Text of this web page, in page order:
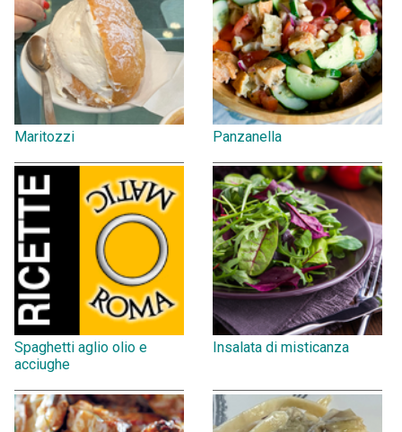
Maritozzi Panzanella
Spaghetti aglio olio e
acciughe
Insalata di misticanza